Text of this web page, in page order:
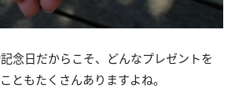
念日だからこそ、どんなプレゼントを
ともたくさんありますよね。